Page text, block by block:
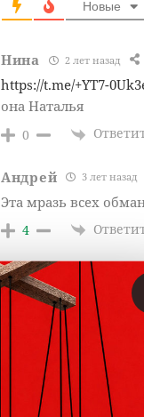
Новые
Нина 2 лет назад
https://t.me/+YT7-
она Наталья
0
Андрей 3 лет назад
Эта мразь всех
4
Надежда 2 лет
Reply to Андрей
Да уж, наёб
1